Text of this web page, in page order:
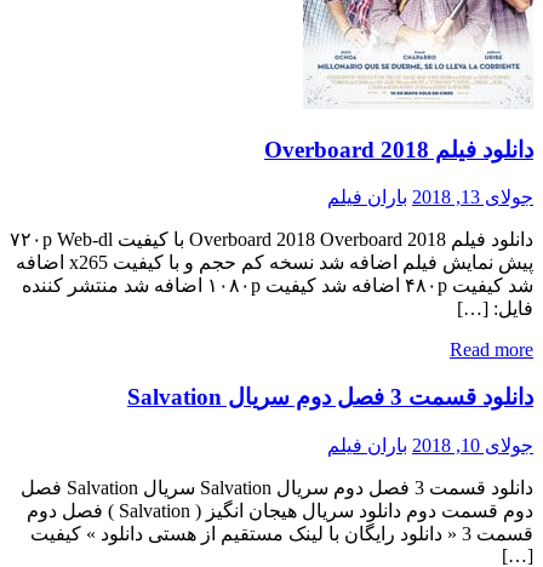
دانلود فیلم Overboard 2018
جولای 13, 2018 باران فیلم
دانلود فیلم Overboard 2018 Overboard 2018 با کیفیت ۷۲۰p Web-dl
پیش نمایش فیلم اضافه شد نسخه کم حجم و با کیفیت x265 اضافه
شد کیفیت ۴۸۰p اضافه شد کیفیت ۱۰۸۰p اضافه شد منتشر کننده
فایل: […]
Read more
دانلود قسمت 3 فصل دوم سریال Salvation
جولای 10, 2018 باران فیلم
دانلود قسمت 3 فصل دوم سریال Salvation سریال Salvation فصل
دوم قسمت دوم دانلود سریال هیجان انگیز ( Salvation ) فصل دوم
قسمت 3 « دانلود رایگان با لینک مستقیم از هستی دانلود » کیفیت
[…]